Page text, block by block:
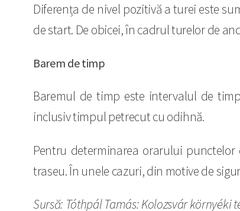
Diferența de nivel pozitivă a turei este
de start. De obicei, în cadrul turelor de
Barem de timp
Baremul de timp este intervalul de
inclusiv timpul petrecut cu odihnă.
Pentru determinarea orarului
traseu. În unele cazuri, din motive de
Sursă: Tóthpál Tamás: Kolozsvár